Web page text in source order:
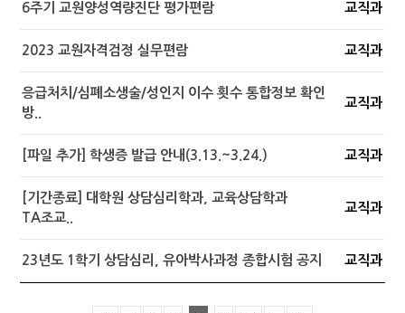
6주기 교원양성역량진단 평가편람 교직과
2023 교원자격검정 실무편람 교직과
응급처치/심폐소생술/성인지 이수 횟수 통합정보 확인
방..
교직과
[파일 추가] 학생증 발급 안내(3.13.~3.24.) 교직과
[기간종료] 대학원 상담심리학과, 교육상담학과
TA조교..
교직과
23년도 1학기 상담심리, 유아박사과정 종합시험 공지 교직과